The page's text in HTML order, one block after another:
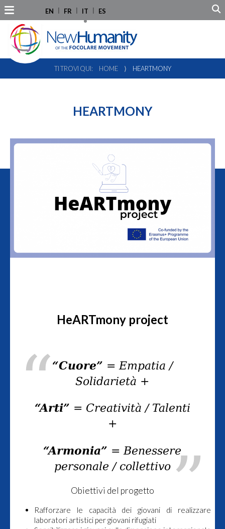
EN FR IT ES
TI TROVI QUI: HOME ⟩ HEARTMONY
HEARTMONY
HeARTmony project
“Cuore” = Empatia /
Solidarietà +
“Arti” = Creatività / Talenti
+
“Armonia” = Benessere
personale / collettivo
Obiettivi del progetto
Rafforzare le capacità dei giovani di realizzare
laboratori artistici per giovani rifugiati